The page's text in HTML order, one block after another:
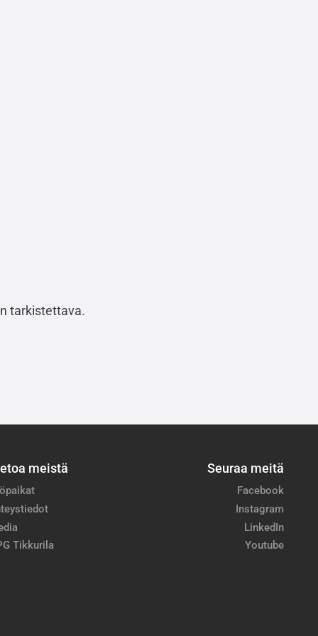
tarkistettava.
meistä
Tikkurila
Seuraa meitä
Facebook
Instagram
LinkedIn
Youtube